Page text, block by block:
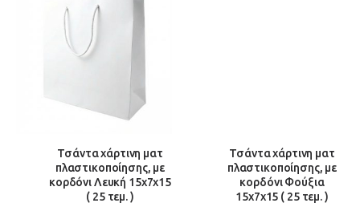
Τσάντα χάρτινη ματ
πλαστικοποίησης, με
κορδόνι Λευκή 15x7x15
( 25 τεμ. )
Τσάντα χάρτινη ματ
πλαστικοποίησης, με
κορδόνι Φούξια
15x7x15 ( 25 τεμ. )